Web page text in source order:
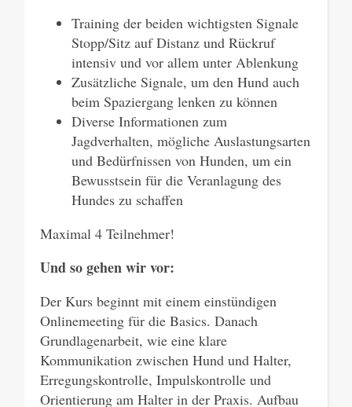
Training der beiden wichtigsten Signale
Stopp/Sitz auf Distanz und Rückruf
intensiv und vor allem unter Ablenkung
Zusätzliche Signale, um den Hund auch
beim Spaziergang lenken zu können
Diverse Informationen zum
Jagdverhalten, mögliche Auslastungsarten
und Bedürfnissen von Hunden, um ein
Bewusstsein für die Veranlagung des
Hundes zu schaffen
Maximal 4 Teilnehmer!
Und so gehen wir vor:
Der Kurs beginnt mit einem einstündigen
Onlinemeeting für die Basics. Danach
Grundlagenarbeit, wie eine klare
Kommunikation zwischen Hund und Halter,
Erregungskontrolle, Impulskontrolle und
Orientierung am Halter in der Praxis. Aufbau